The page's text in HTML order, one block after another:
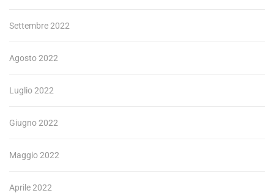
Settembre 2022
Agosto 2022
Luglio 2022
Giugno 2022
Maggio 2022
Aprile 2022